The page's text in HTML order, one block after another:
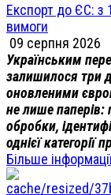
Експорт до ЄС: з
вимоги
09 серпня 2026
Українським
залишилося три
оновленими
не лише паперів:
обробки,
однієї категорії
Більше